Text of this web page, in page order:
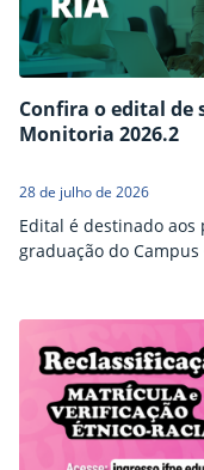
Confira o edital de
Monitoria 2026.2
28 de julho de 2026
Edital é destinado aos
graduação do